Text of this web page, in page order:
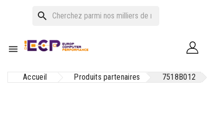
search

Accueil Produits partenaires 7518B012